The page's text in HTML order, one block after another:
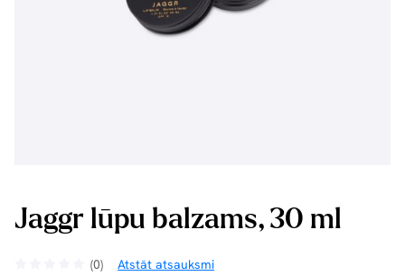
Jaggr lūpu balzams, 30 ml
(0) Atstāt atsauksmi